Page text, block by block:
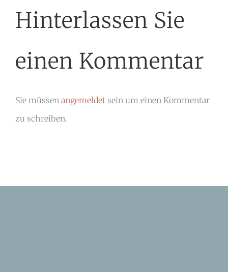
Hinterlassen Sie
einen Kommentar
Sie müssen angemeldet sein um einen Kommentar
zu schreiben.